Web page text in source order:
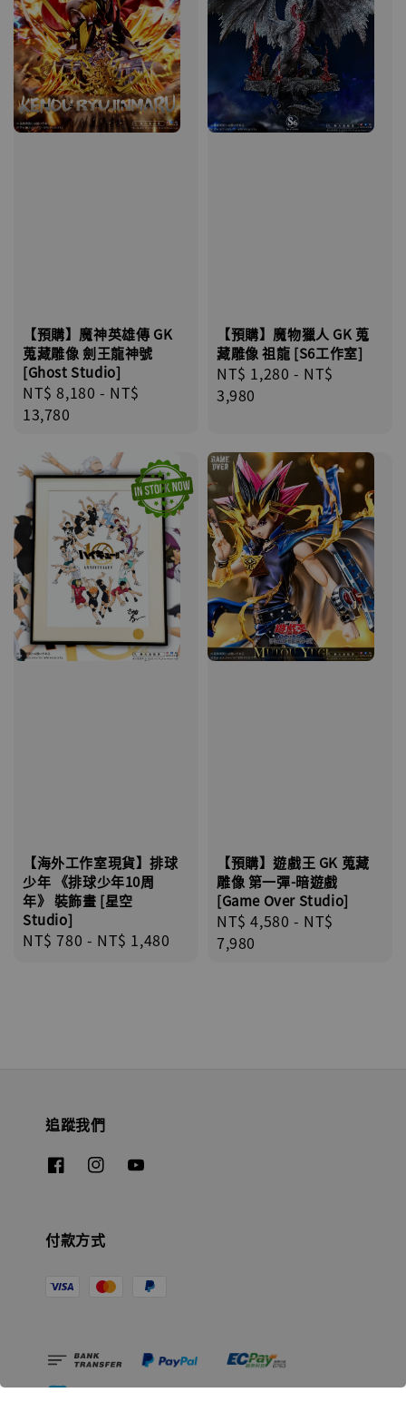
【預購】魔神英雄傳 GK
蒐藏雕像 劍王龍神號
[Ghost Studio]
Regular
price
NT$ 8,180 - NT$
13,780
【預購】魔物獵人 GK 蒐
藏雕像 祖龍 [S6工作室]
Regular
price
NT$ 1,280 - NT$
3,980
【海外工作室現貨】排球
少年 《排球少年10周
年》 裝飾畫 [星空
Studio]
Regular
NT$ 780 - NT$ 1,480
【預購】遊戲王 GK 蒐藏
雕像 第一彈-暗遊戲
[Game Over Studio]
Regular
price
NT$ 4,580 - NT$
7,980
追蹤我們
付款方式